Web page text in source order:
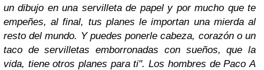
un dibujo en una servilleta de papel y por mucho que te
empeñes, al final, tus planes le importan una mierda al
resto del mundo. Y puedes ponerle cabeza, corazón o un
taco de servilletas emborronadas con sueños, que la
vida, tiene otros planes para ti". Los hombres de Paco A